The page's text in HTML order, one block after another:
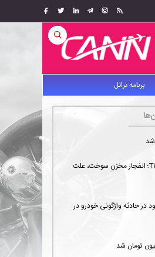
برنامه تراتل
سی‌امین سالگرد سانحه پرواز TWA 800؛ انفجار مخزن سوخت، علت
در حادثه واژگونی خودرو در